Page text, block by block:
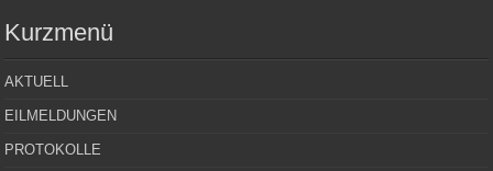
Kurzmenü
AKTUELL
EILMELDUNGEN
PROTOKOLLE